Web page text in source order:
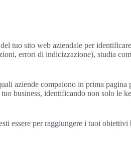
tuo sito web aziendale per
errori di indicizzazione), studia
aziende compaiono in prima
business, identificando non solo
essere per raggiungere i tuoi